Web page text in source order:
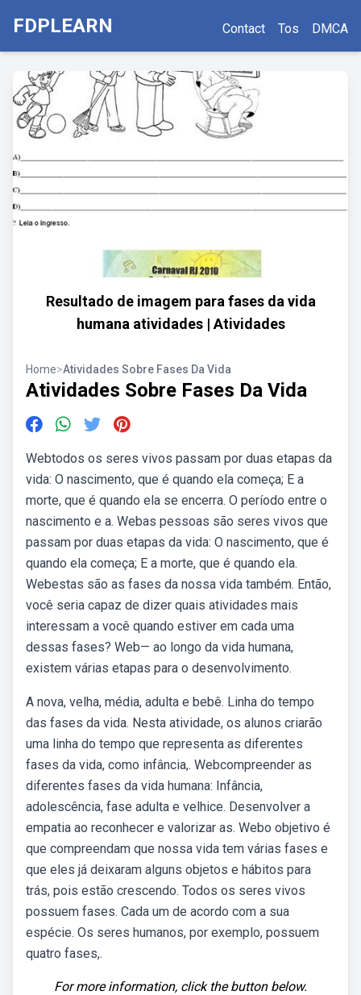
FDPLEARN Contact Tos DMCA
Resultado de imagem para fases da vida
humana atividades | Atividades
Home>Atividades Sobre Fases Da Vida
Atividades Sobre Fases Da Vida
Webtodos os seres vivos passam por duas etapas da
vida: O nascimento, que é quando ela começa; E a
morte, que é quando ela se encerra. O período entre o
nascimento e a. Webas pessoas são seres vivos que
passam por duas etapas da vida: O nascimento, que é
quando ela começa; E a morte, que é quando ela.
Webestas são as fases da nossa vida também. Então,
você seria capaz de dizer quais atividades mais
interessam a você quando estiver em cada uma
dessas fases? Web— ao longo da vida humana,
existem várias etapas para o desenvolvimento.
A nova, velha, média, adulta e bebê. Linha do tempo
das fases da vida. Nesta atividade, os alunos criarão
uma linha do tempo que representa as diferentes
fases da vida, como infância,. Webcompreender as
diferentes fases da vida humana: Infância,
adolescência, fase adulta e velhice. Desenvolver a
empatia ao reconhecer e valorizar as. Webo objetivo é
que compreendam que nossa vida tem várias fases e
que eles já deixaram alguns objetos e hábitos para
trás, pois estão crescendo. Todos os seres vivos
possuem fases. Cada um de acordo com a sua
espécie. Os seres humanos, por exemplo, possuem
quatro fases,.
For more information, click the button below.